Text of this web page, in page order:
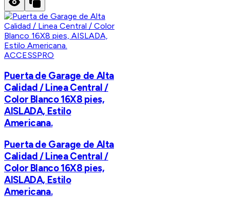
ACCESSPRO
Puerta de Garage de Alta
Calidad / Linea Central /
Color Blanco 16X8 pies,
AISLADA, Estilo
Americana.
Puerta de Garage de Alta
Calidad / Linea Central /
Color Blanco 16X8 pies,
AISLADA, Estilo
Americana.